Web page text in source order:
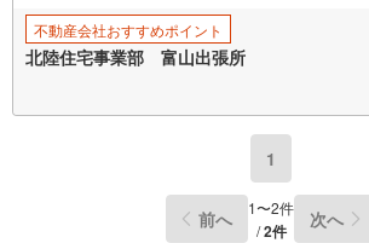
不動産会社おすすめポイント
北陸住宅事業部 富山出張所
1
前へ 1〜2件
/2件 次へ